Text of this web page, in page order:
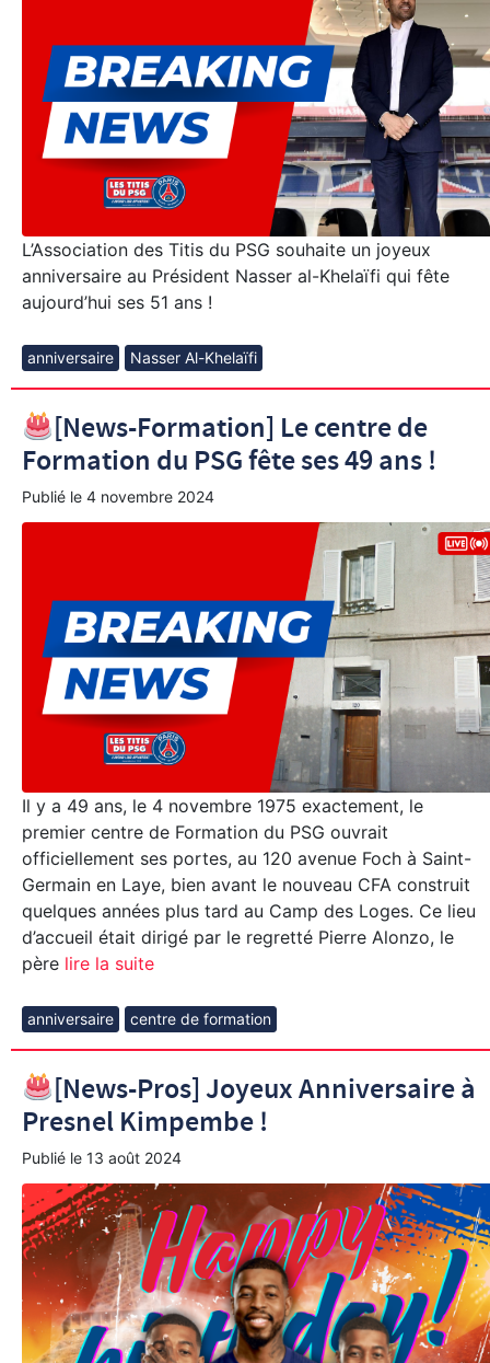
L’Association des Titis du PSG souhaite un joyeux
anniversaire au Président Nasser al-Khelaïfi qui fête
aujourd’hui ses 51 ans !
anniversaire Nasser Al-Khelaïfi
[News-Formation] Le centre de
Formation du PSG fête ses 49 ans !
Publié le 4 novembre 2024
Il y a 49 ans, le 4 novembre 1975 exactement, le
premier centre de Formation du PSG ouvrait
officiellement ses portes, au 120 avenue Foch à Saint-
Germain en Laye, bien avant le nouveau CFA construit
quelques années plus tard au Camp des Loges. Ce lieu
d’accueil était dirigé par le regretté Pierre Alonzo, le
père lire la suite
anniversaire centre de formation
[News-Pros] Joyeux Anniversaire à
Presnel Kimpembe !
Publié le 13 août 2024